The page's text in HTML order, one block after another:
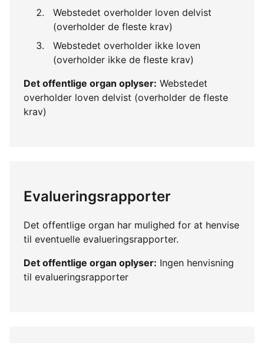
Webstedet overholder loven delvist
(overholder de fleste krav)
Webstedet overholder ikke loven
(overholder ikke de fleste krav)
Det offentlige organ oplyser: Webstedet
overholder loven delvist (overholder de fleste
krav)
Evalueringsrapporter
Det offentlige organ har mulighed for at henvise
til eventuelle evalueringsrapporter.
Det offentlige organ oplyser: Ingen henvisning
til evalueringsrapporter